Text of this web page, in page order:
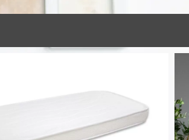
Air Active antiahogo aloe vera 3D